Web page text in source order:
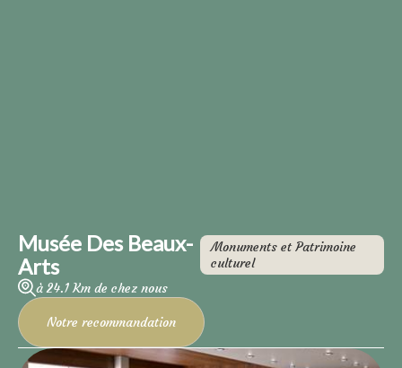
Musée Des Beaux-
Arts
Monuments et Patrimoine
culturel
à 24.1 Km de chez nous
Notre recommandation